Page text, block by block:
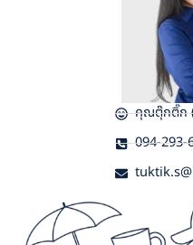
คุณตุ๊กติ๊ก
094-293-